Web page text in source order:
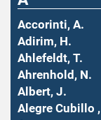
Accorinti, A.
Adirim, H.
Ahlefeldt, T.
Ahrenhold, N.
Albert, J.
Alegre Cubillo ,